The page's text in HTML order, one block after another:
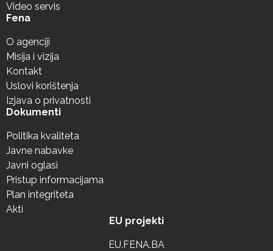
Video servis
Fena
O agenciji
Misija i vizija
Kontakt
Uslovi korištenja
Izjava o privatnosti
Dokumenti
Politika kvaliteta
Javne nabavke
Javni oglasi
Pristup informacijama
Plan integriteta
Akti
EU projekti
EU.FENA.BA